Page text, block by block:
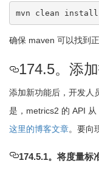
确保 maven 可以找到
174.5。添
添加新功能后，开发人
是，metrics2 的 API
这里的博客文章。要向
174.5.1。将度量标